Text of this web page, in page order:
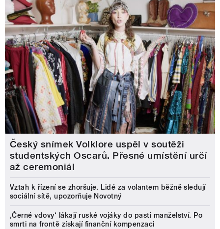
Český snímek Volklore uspěl v soutěži
studentských Oscarů. Přesné umístění určí
až ceremoniál
Vztah k řízení se zhoršuje. Lidé za volantem běžně sledují
sociální sítě, upozorňuje Novotný
‚Černé vdovy‘ lákají ruské vojáky do pasti manželství. Po
smrti na frontě získají finanční kompenzaci